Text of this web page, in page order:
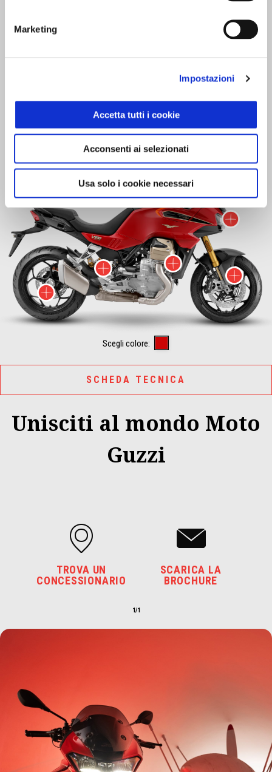
Marketing
Impostazioni
Accetta tutti i cookie
Acconsenti ai selezionati
Usa solo i cookie necessari
Scopri cosa la rende unica
Maggiori
Maggiori informazini
Maggiori informazini su
Scegli colore:
SCHEDA TECNICA
Unisciti al mondo Moto
Guzzi
TROVA UN
CONCESSIONARIO
SCARICA LA
BROCHURE
1/1